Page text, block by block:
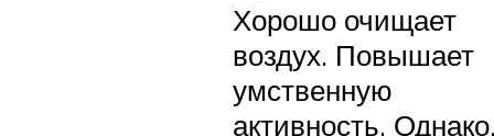
Хорошо очищает
воздух. Повышает
умственную
активность.